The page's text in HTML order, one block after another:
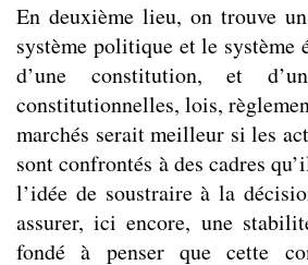
En deuxième lieu, on trouve
système politique et le système
d’une constitution, et
constitutionnelles, lois,
marchés serait meilleur si les
sont confrontés à des cadres
l’idée de soustraire à la
assurer, ici encore, une
fondé à penser que cette